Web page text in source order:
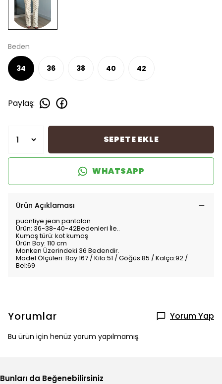
Beden
34 36 38 40 42
Paylaş:
SEPETE EKLE
WHATSAPP
Ürün Açıklaması
puantiye jean pantolon
Ürün: 36-38-40-42Bedenleri İle..
Kumaş türü: kot kumaş
Ürün Boy: 110 cm
Manken Üzerindeki 36 Bedendir.
Model Ölçüleri: Boy:167 / Kilo:51 / Göğüs:85 / Kalça:92 /
Bel:69
Yorumlar Yorum Yap
Bu ürün için henüz yorum yapılmamış.
Bunları da Beğenebilirsiniz